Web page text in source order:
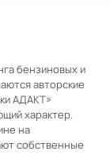
бензиновых и
авторские
АДАКТ»
характер.
на
собственные